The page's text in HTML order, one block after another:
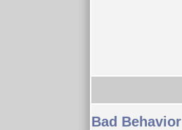
Bad Behavior